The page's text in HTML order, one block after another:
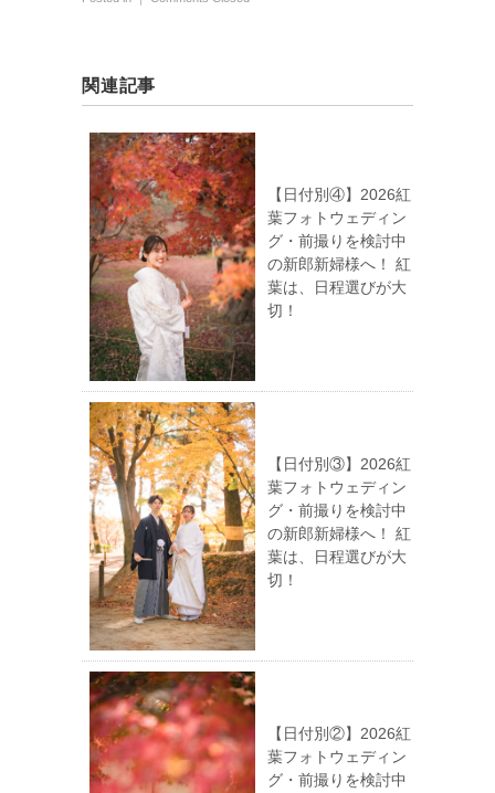
関連記事
【日付別④】2026紅
葉フォトウェディン
グ・前撮りを検討中
の新郎新婦様へ！ 紅
葉は、日程選びが大
切！
【日付別③】2026紅
葉フォトウェディン
グ・前撮りを検討中
の新郎新婦様へ！ 紅
葉は、日程選びが大
切！
【日付別②】2026紅
葉フォトウェディン
グ・前撮りを検討中